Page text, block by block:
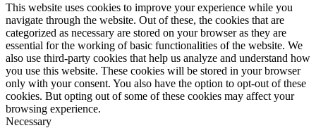
This website uses cookies to improve your experience while you
navigate through the website. Out of these, the cookies that are
categorized as necessary are stored on your browser as they are
essential for the working of basic functionalities of the website. We
also use third-party cookies that help us analyze and understand how
you use this website. These cookies will be stored in your browser
only with your consent. You also have the option to opt-out of these
cookies. But opting out of some of these cookies may affect your
browsing experience.
Necessary